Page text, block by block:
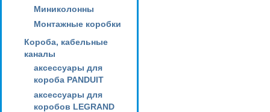
Миниколонны
Монтажные коробки
Короба, кабельные
каналы
аксессуары для
короба PANDUIT
аксессуары для
коробов LEGRAND